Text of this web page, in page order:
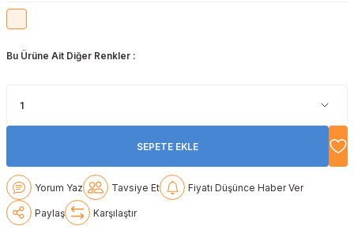
Bu Ürüne Ait Diğer Renkler :
SEPETE EKLE
Yorum Yaz Tavsiye Et Fiyatı Düşünce Haber Ver
Paylaş Karşılaştır